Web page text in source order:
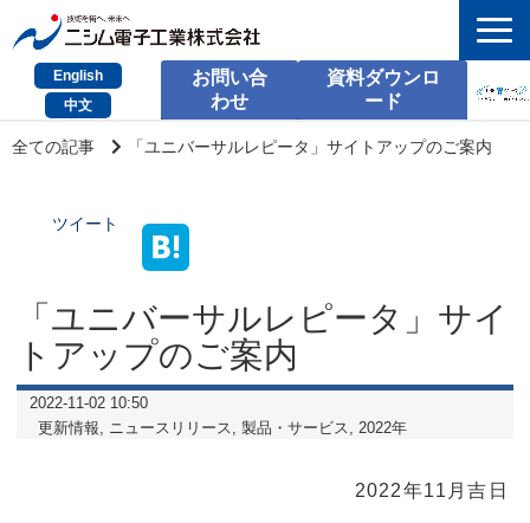
English
中文
お問い合
わせ
資料ダウンロ
ード
HOME
課題別のご相談
会社情報
全ての記事 「ユニバーサルレピータ」サイトアップのご案内
ツイート
「ユニバーサルレピータ」サイ
トアップのご案内
2022-11-02 10:50
更新情報
ニュースリリース 製品・サービス 2022年
2022年11月吉日